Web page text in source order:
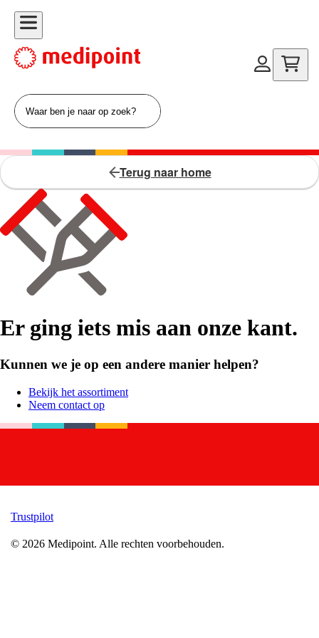
Terug naar home
Er ging iets mis aan onze kant.
Kunnen we je op een andere manier helpen?
Bekijk het assortiment
Neem contact op
Trustpilot
© 2026 Medipoint. Alle rechten voorbehouden.